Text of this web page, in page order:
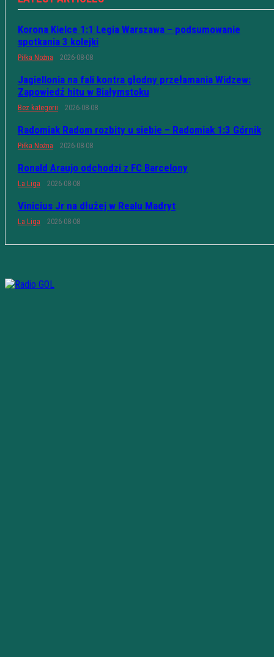
Korona Kielce 1:1 Legia Warszawa – podsumowanie
spotkania 3 kolejki
Piłka Nożna 2026-08-08
Jagiellonia na fali kontra głodny przełamania Widzew:
Zapowiedź hitu w Białymstoku
Bez kategorii 2026-08-08
Radomiak Radom rozbity u siebie – Radomiak 1:3 Górnik
Piłka Nożna 2026-08-08
Ronald Araujo odchodzi z FC Barcelony
La Liga 2026-08-08
Vinicius Jr na dłużej w Realu Madryt
La Liga 2026-08-08